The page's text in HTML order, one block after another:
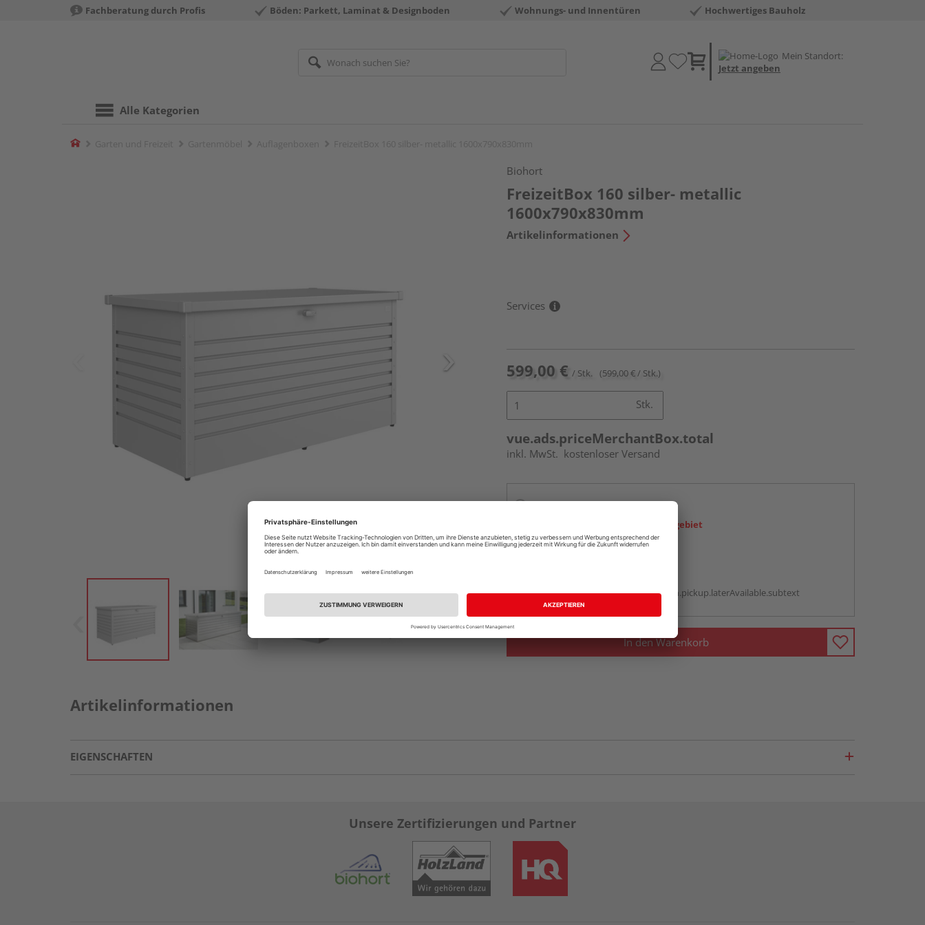
Fachberatung durch Profis Böden: Parkett, Laminat & Designboden Wohnungs- und Innentüren Hochwertiges Bauholz
Mein Standort:
Jetzt angeben
Alle Kategorien
Home
Biohort
FreizeitBox 160 silber- metallic
1600x790x830mm
Artikelinformationen
Services
599,00 € / Stk. (599,00 € / Stk.)
Stk.
vue.ads.priceMerchantBox.total
inkl. MwSt. kostenloser Versand
Online bestellen
Ihr Standort ist nicht im Liefergebiet
vue.ads.priceMerchantBox.option.pickup.laterAvailable.subtext
In den Warenkorb
Artikelinformationen
EIGENSCHAFTEN
Unsere Zertifizierungen und Partner